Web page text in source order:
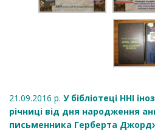
21.09.2016 р. У бібліотеці ННІ
річниці від дня народження
письменника Герберта